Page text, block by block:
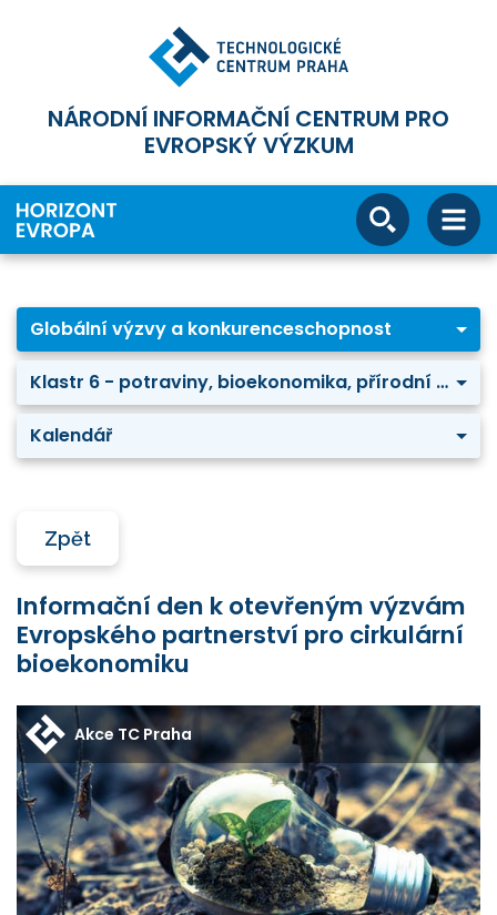
NÁRODNÍ INFORMAČNÍ CENTRUM PRO
EVROPSKÝ VÝZKUM
Globální výzvy a konkurenceschopnost
Klastr 6 - potraviny, bioekonomika, přírodní zdroje, zemědělství a životní prostředí
Kalendář
Zpět
Informační den k otevřeným výzvám
Evropského partnerství pro cirkulární
bioekonomiku
Akce TC Praha